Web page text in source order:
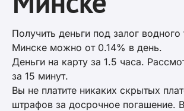
Получить деньги под залог водного
Минске можно от 0.14% в день.
Деньги на карту за 1.5 часа.
за 15 минут.
Вы не платите никаких скрытых
штрафов за досрочное погашение.